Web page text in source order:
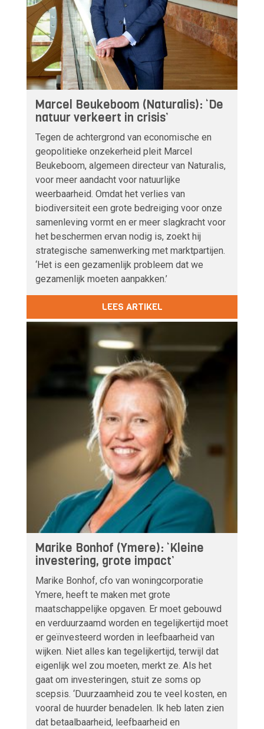
Marcel Beukeboom (Naturalis): ‘De
natuur verkeert in crisis’
Tegen de achtergrond van economische en
geopolitieke onzekerheid pleit Marcel
Beukeboom, algemeen directeur van Naturalis,
voor meer aandacht voor natuurlijke
weerbaarheid. Omdat het verlies van
biodiversiteit een grote bedreiging voor onze
samenleving vormt en er meer slagkracht voor
het beschermen ervan nodig is, zoekt hij
strategische samenwerking met marktpartijen.
‘Het is een gezamenlijk probleem dat we
gezamenlijk moeten aanpakken.’
LEES ARTIKEL
Marike Bonhof (Ymere): ‘Kleine
investering, grote impact’
Marike Bonhof, cfo van woningcorporatie
Ymere, heeft te maken met grote
maatschappelijke opgaven. Er moet gebouwd
en verduurzaamd worden en tegelijkertijd moet
er geïnvesteerd worden in leefbaarheid van
wijken. Niet alles kan tegelijkertijd, terwijl dat
eigenlijk wel zou moeten, merkt ze. Als het
gaat om investeringen, stuit ze soms op
scepsis. ‘Duurzaamheid zou te veel kosten, en
vooral de huurder benadelen. Ik heb laten zien
dat betaalbaarheid, leefbaarheid en